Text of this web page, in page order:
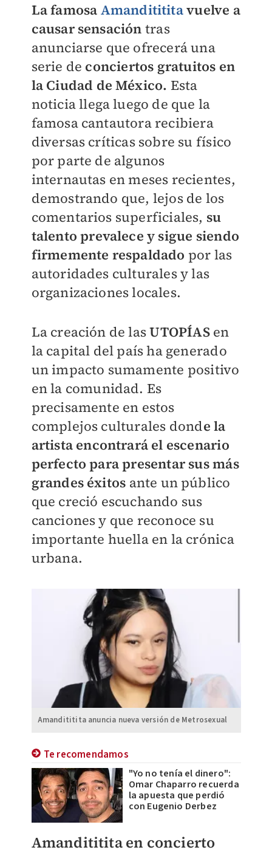
La famosa Amanditititavuelve a
causar sensación tras
anunciarse que ofrecerá una
serie de conciertos gratuitos en
la Ciudad de México. Esta
noticia llega luego de que la
famosa cantautora recibiera
diversas críticas sobre su físico
por parte de algunos
internautas en meses recientes,
demostrando que, lejos de los
comentarios superficiales, su
talento prevalece y sigue siendo
firmemente respaldado por las
autoridades culturales y las
organizaciones locales.
La creación de lasUTOPÍASen
la capital del país ha generado
un impacto sumamente positivo
en la comunidad. Es
precisamente en estos
complejos culturales donde la
artista encontrará el escenario
perfecto para presentar sus más
grandes éxitos ante un público
que creció escuchando sus
canciones y que reconoce su
importante huella en la crónica
urbana.
Amandititita anuncia nueva versión de Metrosexual
Te recomendamos
"Yo no tenía el dinero":
Omar Chaparro recuerda
la apuesta que perdió
con Eugenio Derbez
Amandititita en concierto